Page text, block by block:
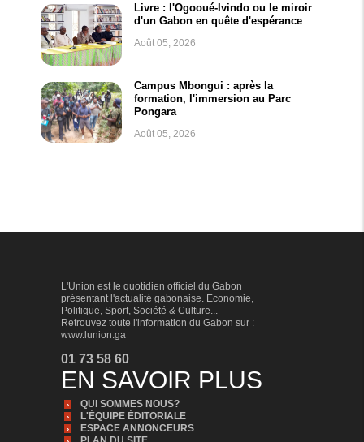
Livre : l'Ogooué-Ivindo ou le miroir
d'un Gabon en quête d'espérance
Août 05, 2026
Campus Mbongui : après la
formation, l'immersion au Parc
Pongara
Août 05, 2026
L'Union est le quotidien officiel du Gabon
présentant l'actualité gabonaise. Economie,
Politique, Sport, Société & Culture...
Retrouvez toute l'information du Gabon sur :
www.lunion.ga
01 73 58 60
EN SAVOIR PLUS
QUI SOMMES NOUS?
L'ÉQUIPE ÉDITORIALE
ESPACE ANNONCEURS